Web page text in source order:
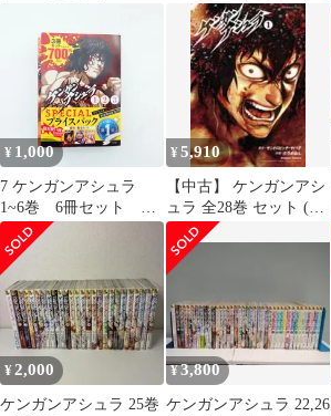
セット / だろめおん
¥ 1,000
7 ケンガンアシュラ
1~6巻 6冊セット ア
ニメ放送開始記念 1~3
巻セット＆4~6巻セッ
ト 原作 サンドロビッ
チ・ヤバ子 作画 だろ
めおん 小学館
¥5,910
【中古】 ケンガンアシ
ュラ 全28巻 セット (1-
27巻+0) サンドロビッ
チ [レンタル落ち] [コ
ミック] [漫画]
¥2,000
ケンガンアシュラ 25巻
¥3,800
ケンガンアシュラ 22,26